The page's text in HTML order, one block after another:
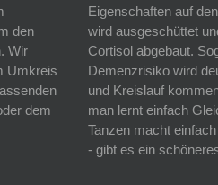
den
Wir
Umkreis
dem
Eigenschaften auf
wird ausgeschüttet
Cortisol abgebaut.
Demenzrisiko wird
und Kreislauf
man lernt einfach
Tanzen macht
- gibt es ein